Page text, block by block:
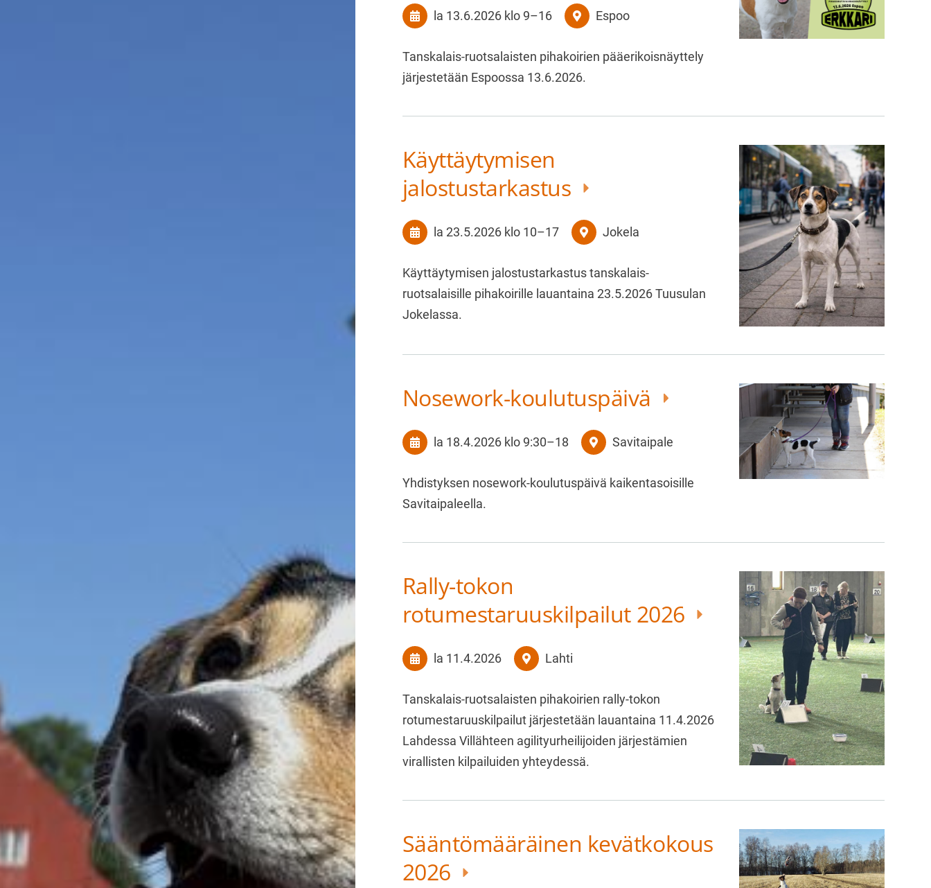
la 13.6.2026 klo 9–16 Espoo
Tanskalais-ruotsalaisten pihakoirien pääerikoisnäyttely
järjestetään Espoossa 13.6.2026.
Käyttäytymisen
jalostustarkastus
la 23.5.2026 klo 10–17 Jokela
Käyttäytymisen jalostustarkastus tanskalais-
ruotsalaisille pihakoirille lauantaina 23.5.2026 Tuusulan
Jokelassa.
Nosework-koulutuspäivä
la 18.4.2026 klo 9:30–18 Savitaipale
Yhdistyksen nosework-koulutuspäivä kaikentasoisille
Savitaipaleella.
Rally-tokon
rotumestaruuskilpailut 2026
la 11.4.2026 Lahti
Tanskalais-ruotsalaisten pihakoirien rally-tokon
rotumestaruuskilpailut järjestetään lauantaina 11.4.2026
Lahdessa Villähteen agilityurheilijoiden järjestämien
virallisten kilpailuiden yhteydessä.
Sääntömääräinen kevätkokous
2026